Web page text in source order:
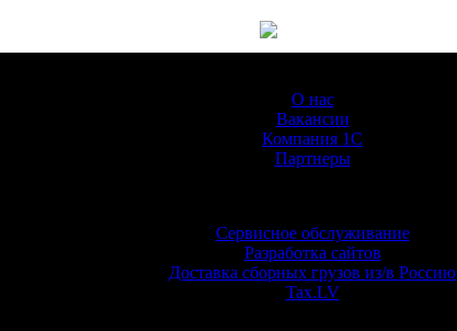
О нас
Вакансии
Компания 1С
Партнеры
Сервисное обслуживание
Разработка сайтов
Доставка сборных грузов из/в Россию
Tax.LV